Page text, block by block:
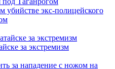
убийстве экс-полицейского
за экстремизм